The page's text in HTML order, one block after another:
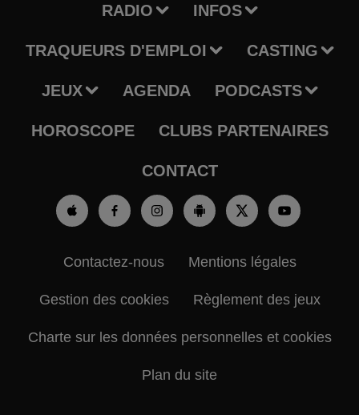
RADIO INFOS
TRAQUEURS D'EMPLOI CASTING
JEUX AGENDA PODCASTS
HOROSCOPE CLUBS PARTENAIRES
CONTACT
Contactez-nous Mentions légales
Gestion des cookies Règlement des jeux
Charte sur les données personnelles et cookies
Plan du site